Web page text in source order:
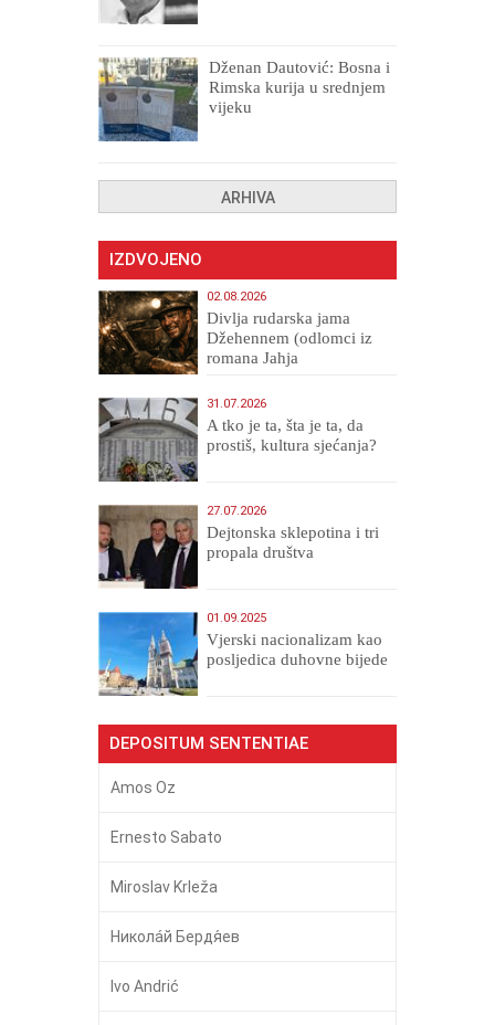
Dženan Dautović: Bosna i
Rimska kurija u srednjem
vijeku
ARHIVA
IZDVOJENO
02.08.2026
Divlja rudarska jama
Džehennem (odlomci iz
romana Jahja
31.07.2026
A tko je ta, šta je ta, da
prostiš, kultura sjećanja?
27.07.2026
Dejtonska sklepotina i tri
propala društva
01.09.2025
​Vjerski nacionalizam kao
posljedica duhovne bijede
DEPOSITUM SENTENTIAE
Amos Oz
Ernesto Sabato
Miroslav Krleža
Никола́й Бердя́ев
Ivo Andrić